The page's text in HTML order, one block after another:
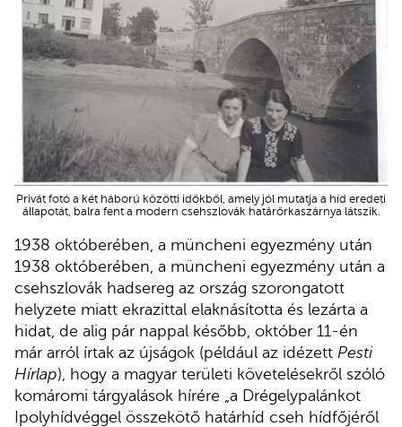
Privát fotó a két háború közötti időkből, amely jól mutatja a híd eredeti
állapotát, balra fent a modern csehszlovák határőrkaszárnya látszik.
1938 októberében, a müncheni egyezmény után
1938 októberében, a müncheni egyezmény után a
csehszlovák hadsereg az ország szorongatott
helyzete miatt ekrazittal elaknásította és lezárta a
hidat, de alig pár nappal később, október 11-én
már arról írtak az újságok (például az idézett Pesti
Hírlap), hogy a magyar területi követelésekről szóló
komáromi tárgyalások hírére „a Drégelypalánkot
Ipolyhídvéggel összekötő határhíd cseh hídfőjéről